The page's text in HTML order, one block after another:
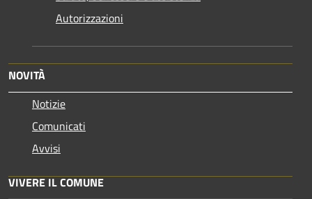
Autorizzazioni
NOVITÀ
Notizie
Comunicati
Avvisi
VIVERE IL COMUNE